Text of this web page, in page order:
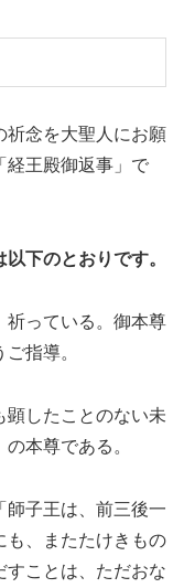
祈念を大聖人にお願
経王殿御返事」で
下のとおりです。
祈っている。御本尊
指導。
顕したことのない未
本尊である。
師子王は、前三後一
も、またたけきもの
すことは、ただおな